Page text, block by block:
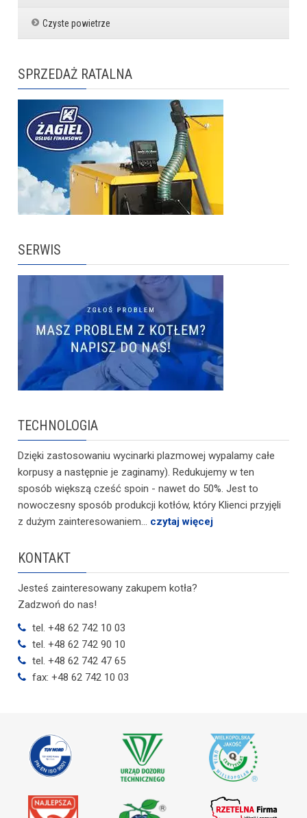
Czyste powietrze
SPRZEDAŻ RATALNA
SERWIS
TECHNOLOGIA
Dzięki zastosowaniu wycinarki plazmowej wypalamy całe
korpusy a następnie je zaginamy). Redukujemy w ten
sposób większą cześć spoin - nawet do 50%. Jest to
nowoczesny sposób produkcji kotłów, który Klienci przyjęli
z dużym zainteresowaniem... czytaj więcej
KONTAKT
Jesteś zainteresowany zakupem kotła?
Zadzwoń do nas!
tel. +48 62 742 10 03
tel. +48 62 742 90 10
tel. +48 62 742 47 65
fax: +48 62 742 10 03